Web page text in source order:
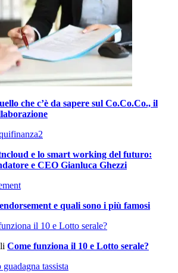
che c’è da sapere sul Co.Co.Co., il
e lo smart working del futuro:
e CEO Gianluca Ghezzi
e quali sono i più famosi
Come funziona il 10 e Lotto serale?